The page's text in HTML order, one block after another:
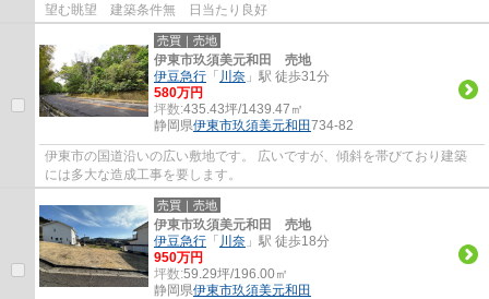
望む眺望 建築条件無 日当たり良好
売買｜売地
伊東市玖須美元和田 売地
伊豆急行 「 川奈 」駅 徒歩31分
580万円
坪数:435.43坪/1439.47㎡
静岡県伊東市玖須美元和田734-82
伊東市の国道沿いの広い敷地です。 広いですが、傾斜を帯びており建築
には多大な造成工事を要します。
売買｜売地
伊東市玖須美元和田 売地
伊豆急行 「 川奈 」駅 徒歩18分
950万円
坪数:59.29坪/196.00㎡
静岡県伊東市玖須美元和田